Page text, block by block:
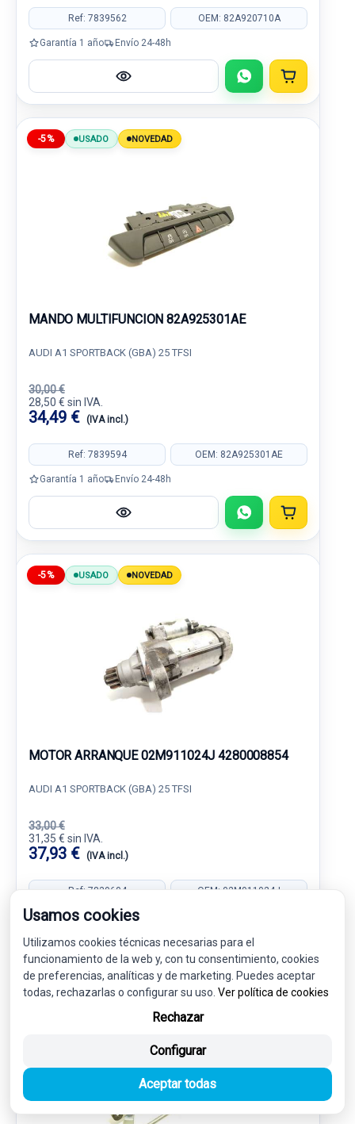
Ref: 7839562 OEM: 82A920710A
Garantía 1 año Envío 24-48h
-5% USADO NOVEDAD
MANDO MULTIFUNCION 82A925301AE
AUDI A1 SPORTBACK (GBA) 25 TFSI
30,00 €
28,50 € sin IVA.
34,49 € (IVA incl.)
Ref: 7839594 OEM: 82A925301AE
Garantía 1 año Envío 24-48h
-5% USADO NOVEDAD
MOTOR ARRANQUE 02M911024J 4280008854
AUDI A1 SPORTBACK (GBA) 25 TFSI
33,00 €
31,35 € sin IVA.
37,93 € (IVA incl.)
Ref: 7839604 OEM: 02M911024J
Garantía 1 año Envío 24-48h
NOVEDAD
Usamos cookies
Utilizamos cookies técnicas necesarias para el
funcionamiento de la web y, con tu consentimiento, cookies
de preferencias, analíticas y de marketing. Puedes aceptar
todas, rechazarlas o configurar su uso. Ver política de cookies
Rechazar
Configurar
Aceptar todas